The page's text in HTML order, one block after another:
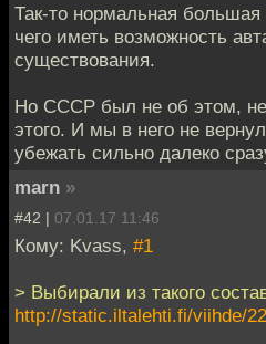
Так-то нормальная
чего иметь возможность
существования.
Но СССР был не об этом, не
этого. И мы в него не
убежать сильно далеко
marn »
#42 | 07.01.17 11:46
Кому: Kvass, #1
> Выбирали из такого
http://static.iltalehti.fi/viihde/